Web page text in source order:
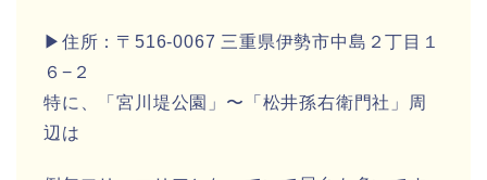
▶住所：〒516-0067 三重県伊勢市中島２丁目１
６−２
特に、「宮川堤公園」〜「 松井孫右衛門社」周
辺は